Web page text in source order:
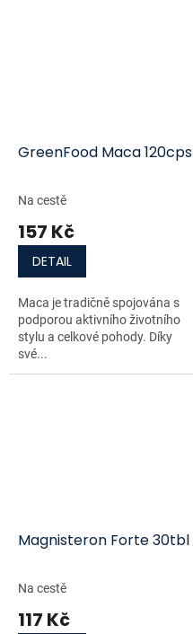
GreenFood Maca 120cps
Na cestě
157 Kč
DETAIL
Maca je tradičně spojována s
podporou aktivního životního
stylu a celkové pohody. Díky
své...
Magnisteron Forte 30tbl
Na cestě
117 Kč